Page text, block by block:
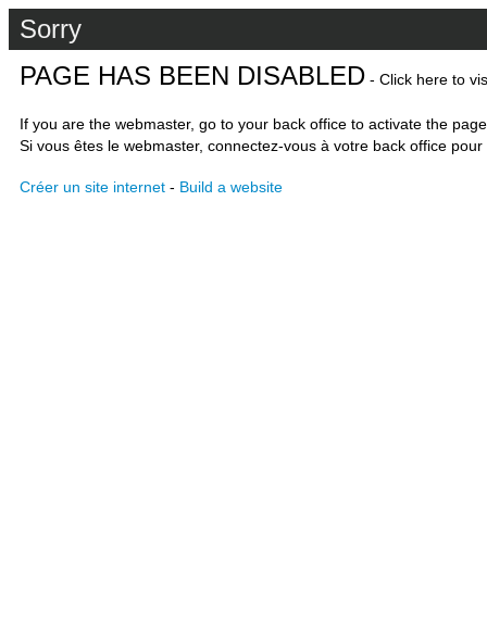
Sorry
PAGE HAS BEEN DISABLED - Click here to
If you are the webmaster, go to your back office to activate the
Si vous êtes le webmaster, connectez-vous à votre back office
Créer un site internet - Build a website